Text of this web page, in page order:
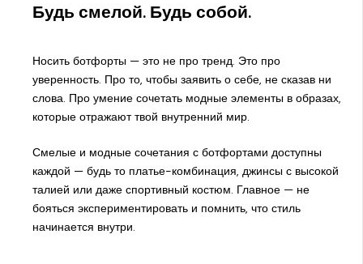
Будь смелой. Будь собой.
Носить ботфорты — это не про тренд. Это про
уверенность. Про то, чтобы заявить о себе, не сказав ни
слова. Про умение сочетать модные элементы в образах,
которые отражают твой внутренний мир.
Смелые и модные сочетания с ботфортами доступны
каждой — будь то платье-комбинация, джинсы с высокой
талией или даже спортивный костюм. Главное — не
бояться экспериментировать и помнить, что стиль
начинается внутри.